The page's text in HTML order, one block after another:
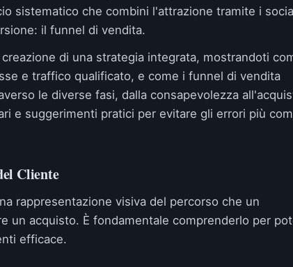
sistematico che combini l'attrazione tramite i
il funnel di vendita.
di una strategia integrata, mostrandoti
e traffico qualificato, e come i funnel di vendita
le diverse fasi, dalla consapevolezza
e suggerimenti pratici per evitare gli errori più
Cliente
rappresentazione visiva del percorso che un
un acquisto. È fondamentale comprenderlo per
efficace.